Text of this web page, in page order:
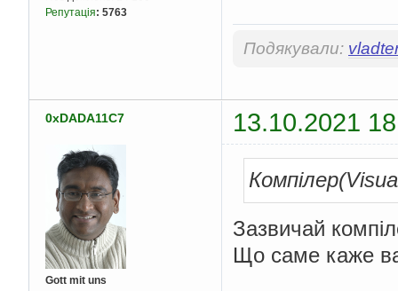
Репутація: 5763
Подякували:
0xDADA11C7 13.10.2021
Gott mit uns
Зазвичай
Що саме каже